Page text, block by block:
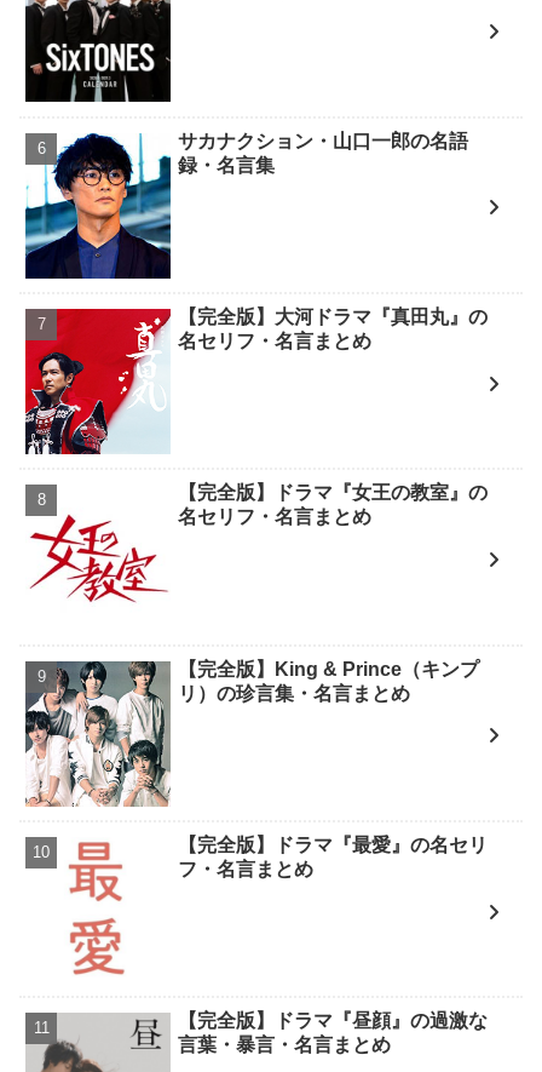
サカナクション・山口一郎の名語
録・名言集
【完全版】大河ドラマ『真田丸』の
名セリフ・名言まとめ
【完全版】ドラマ『女王の教室』の
名セリフ・名言まとめ
【完全版】King & Prince（キンプ
リ）の珍言集・名言まとめ
【完全版】ドラマ『最愛』の名セリ
フ・名言まとめ
【完全版】ドラマ『昼顔』の過激な
言葉・暴言・名言まとめ